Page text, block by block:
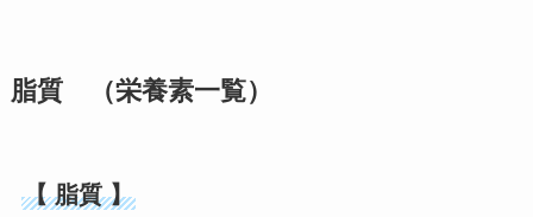
脂質 （栄養素一覧）
【 脂質 】